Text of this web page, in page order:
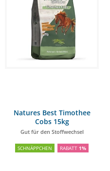
Natures Best Timothee
Cobs 15kg
Gut für den Stoffwechsel
SCHNÄPPCHEN RABATT 1%